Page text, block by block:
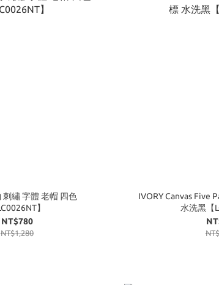
刺繡 字體 老帽 四色
】
NT$780
NT$1,280
IVORY Canvas Five
水洗黑【